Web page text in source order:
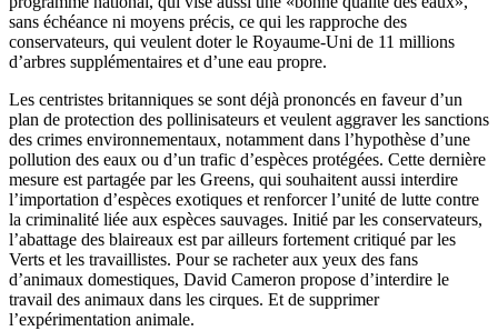
sans échéance ni moyens précis, ce qui les rapproche des
conservateurs, qui veulent doter le Royaume-Uni de 11 millions
d’arbres supplémentaires et d’une eau propre.
Les centristes britanniques se sont déjà prononcés en faveur d’un
plan de protection des pollinisateurs et veulent aggraver les sanctions
des crimes environnementaux, notamment dans l’hypothèse d’une
pollution des eaux ou d’un trafic d’espèces protégées. Cette dernière
mesure est partagée par les Greens, qui souhaitent aussi interdire
l’importation d’espèces exotiques et renforcer l’unité de lutte contre
la criminalité liée aux espèces sauvages. Initié par les conservateurs,
l’abattage des blaireaux est par ailleurs fortement critiqué par les
Verts et les travaillistes. Pour se racheter aux yeux des fans
d’animaux domestiques, David Cameron propose d’interdire le
travail des animaux dans les cirques. Et de supprimer
l’expérimentation animale.